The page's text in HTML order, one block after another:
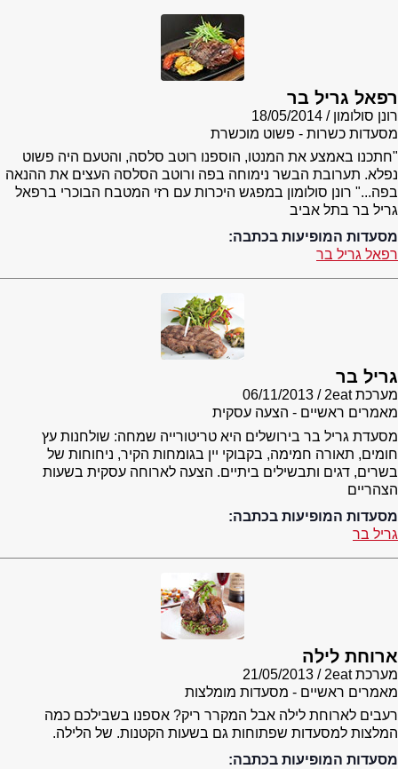
רפאל גריל בר
רונן סולומון
18/05/2014
מסעדות כשרות - פשוט מוכשרת
"חתכנו באמצע את המנטו, הוספנו רוטב סלסה, והטעם היה פשוט
נפלא. תערובת הבשר נימוחה בפה ורוטב הסלסה העצים את ההנאה
בפה..." רונן סולומון במפגש היכרות עם רזי המטבח הבוכרי ברפאל
גריל בר בתל אביב
מסעדות המופיעות בכתבה:
רפאל גריל בר
גריל בר
מערכת 2eat
06/11/2013
מאמרים ראשיים - הצעה עסקית
מסעדת גריל בר בירושלים היא טריטורייה שמחה: שולחנות עץ
חומים, תאורה חמימה, בקבוקי יין בגומחות הקיר, ניחוחות של
בשרים, דגים ותבשילים ביתיים. הצעה לארוחה עסקית בשעות
הצהריים
מסעדות המופיעות בכתבה:
גריל בר
ארוחת לילה
מערכת 2eat
21/05/2013
מאמרים ראשיים - מסעדות מומלצות
רעבים לארוחת לילה אבל המקרר ריק? אספנו בשבילכם כמה
המלצות למסעדות שפתוחות גם בשעות הקטנות. של הלילה.
מסעדות המופיעות בכתבה: